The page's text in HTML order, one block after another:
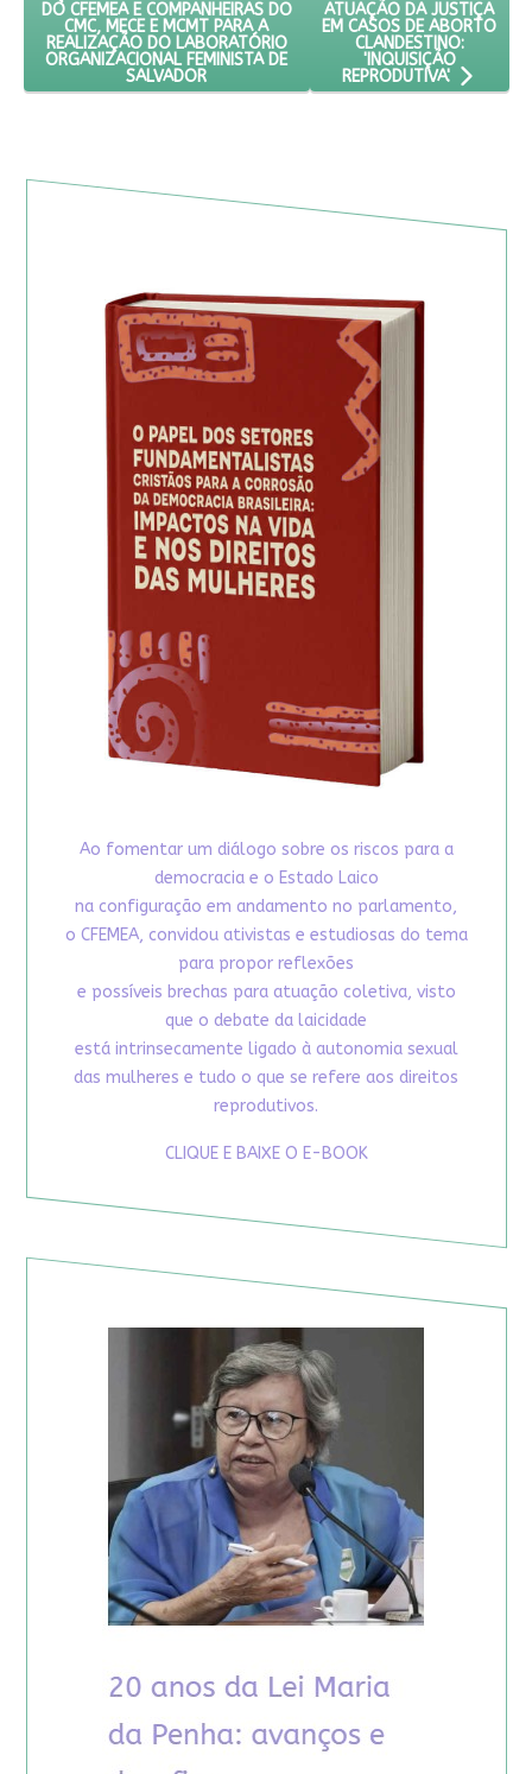
DO CFEMEA E COMPANHEIRAS DO
CMC, MECE E MCMT PARA A
REALIZAÇÃO DO LABORATÓRIO
ORGANIZACIONAL FEMINISTA DE
SALVADOR
ATUAÇÃO DA JUSTIÇA
EM CASOS DE ABORTO
CLANDESTINO:
'INQUISIÇÃO
REPRODUTIVA'.
Ao fomentar um diálogo sobre os riscos para a
democracia e o Estado Laico
na configuração em andamento no parlamento,
o CFEMEA, convidou ativistas e estudiosas do tema
para propor reflexões
e possíveis brechas para atuação coletiva, visto
que o debate da laicidade
está intrinsecamente ligado à autonomia sexual
das mulheres e tudo o que se refere aos direitos
reprodutivos.
CLIQUE E BAIXE O E-BOOK